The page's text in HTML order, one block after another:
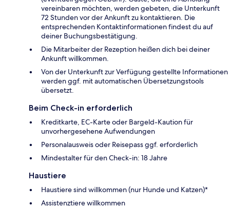
vereinbaren möchten, werden gebeten, die Unterkunft
72 Stunden vor der Ankunft zu kontaktieren. Die
entsprechenden Kontaktinformationen findest du auf
deiner Buchungsbestätigung.
Die Mitarbeiter der Rezeption heißen dich bei deiner
Ankunft willkommen.
Von der Unterkunft zur Verfügung gestellte Informationen
werden ggf. mit automatischen Übersetzungstools
übersetzt.
Beim Check-in erforderlich
Kreditkarte, EC-Karte oder Bargeld-Kaution für
unvorhergesehene Aufwendungen
Personalausweis oder Reisepass ggf. erforderlich
Mindestalter für den Check-in: 18 Jahre
Haustiere
Haustiere sind willkommen (nur Hunde und Katzen)*
Assistenztiere willkommen